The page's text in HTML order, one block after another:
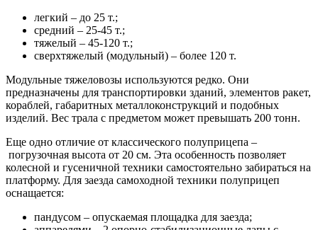
легкий – до 25 т.;
средний – 25-45 т.;
тяжелый – 45-120 т.;
сверхтяжелый (модульный) – более 120 т.
Модульные тяжеловозы используются редко. Они
предназначены для транспортировки зданий, элементов ракет,
кораблей, габаритных металлоконструкций и подобных
изделий. Вес трала с предметом может превышать 200 тонн.
Еще одно отличие от классического полуприцепа –
погрузочная высота от 20 см. Эта особенность позволяет
колесной и гусеничной техники самостоятельно забираться на
платформу. Для заезда самоходной техники полуприцеп
оснащается:
пандусом – опускаемая площадка для заезда;